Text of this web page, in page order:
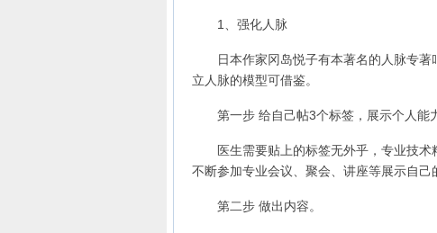
1、强化人脉
日本作家冈岛悦子有本著名的人脉专著
立人脉的模型可借鉴。
第一步 给自己帖3个标签，展示个人能力
医生需要贴上的标签无外乎，专业技术
不断参加专业会议、聚会、讲座等展示自己
第二步 做出内容。